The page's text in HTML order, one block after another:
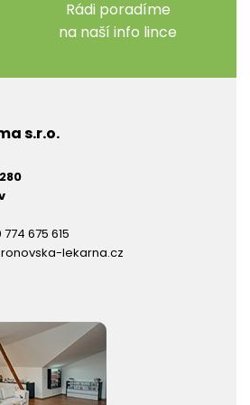
Rádi poradíme
na naší info lince
s.r.o.
675 615
lekarna.cz